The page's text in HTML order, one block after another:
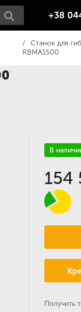
+38
Станок для
RBMA1500
В
154
Получить